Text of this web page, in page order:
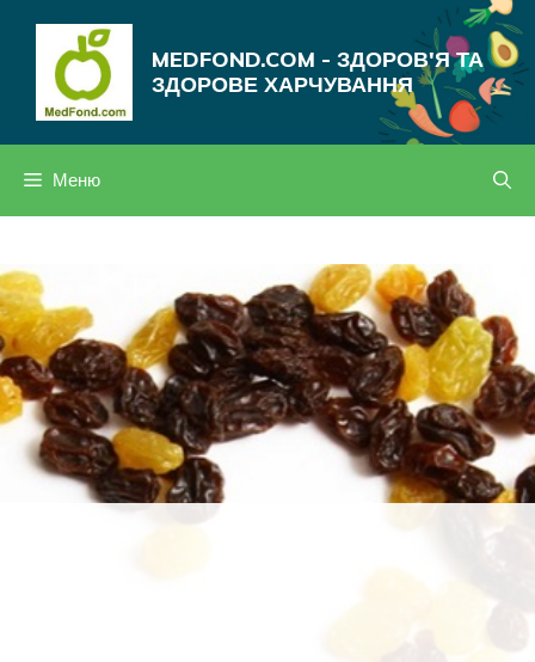
MEDFOND.COM - ЗДОРОВ'Я ТА
ЗДОРОВЕ ХАРЧУВАННЯ
Меню